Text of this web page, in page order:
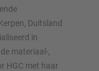
Duitsland
in
materiaal-,
HGC met haar